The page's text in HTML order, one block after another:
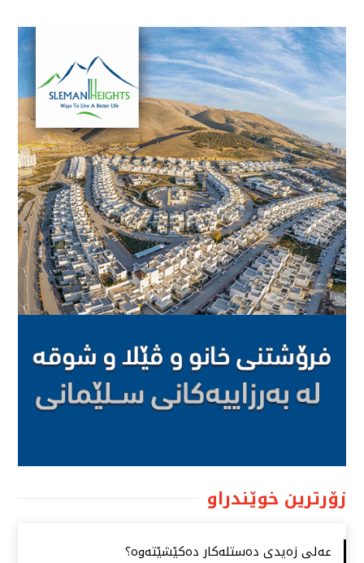
زۆرترین خوێندراو
عەلی زەیدی دەستلەكار دەكێشێتەوە؟